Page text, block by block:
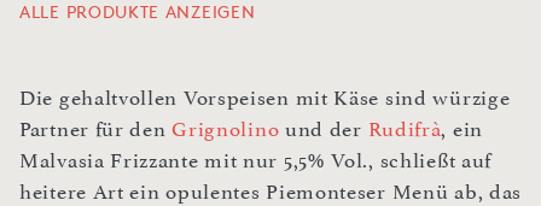
ALLE PRODUKTE ANZEIGEN
Die gehaltvollen Vorspeisen mit Käse sind würzige
Partner für denGrignolino und der Rudifrà, ein
Malvasia Frizzante mit nur 5,5% Vol., schließt auf
heitere Art ein opulentes Piemonteser Menü ab, das